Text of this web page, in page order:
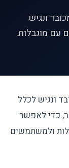
ונגיש
עם מוגבלות.
ונגיש לכלל
כדי לאפשר
ולמשתמשים